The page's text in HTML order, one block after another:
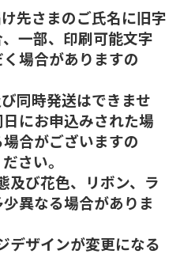
先さまのご氏名に旧字
一部、印刷可能文字
場合がありますの
同時発送はできませ
にお申込みされた場
合がございますの
さい。
及び花色、リボン、ラ
異なる場合がありま
デザインが変更になる